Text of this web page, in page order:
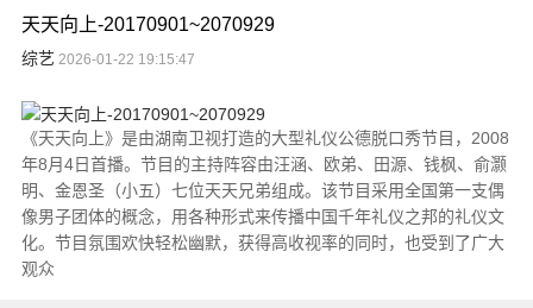
天天向上-20170901~2070929
综艺 2026-01-22 19:15:47
《天天向上》是由湖南卫视打造的大型礼仪公德脱口秀节目，2008
年8月4日首播。节目的主持阵容由汪涵、欧弟、田源、钱枫、俞灏
明、金恩圣（小五）七位天天兄弟组成。该节目采用全国第一支偶
像男子团体的概念，用各种形式来传播中国千年礼仪之邦的礼仪文
化。节目氛围欢快轻松幽默，获得高收视率的同时，也受到了广大
观众